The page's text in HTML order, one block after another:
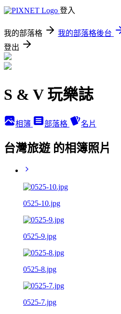
登入
我的部落格 我的部落格後台
登出
S & V 玩樂誌
相簿 部落格 名片
台灣旅遊 的相簿照片
0525-10.jpg
0525-9.jpg
0525-8.jpg
0525-7.jpg